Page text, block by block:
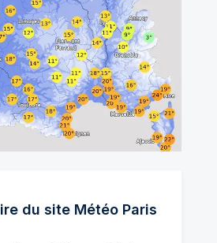
du site MétéoParis